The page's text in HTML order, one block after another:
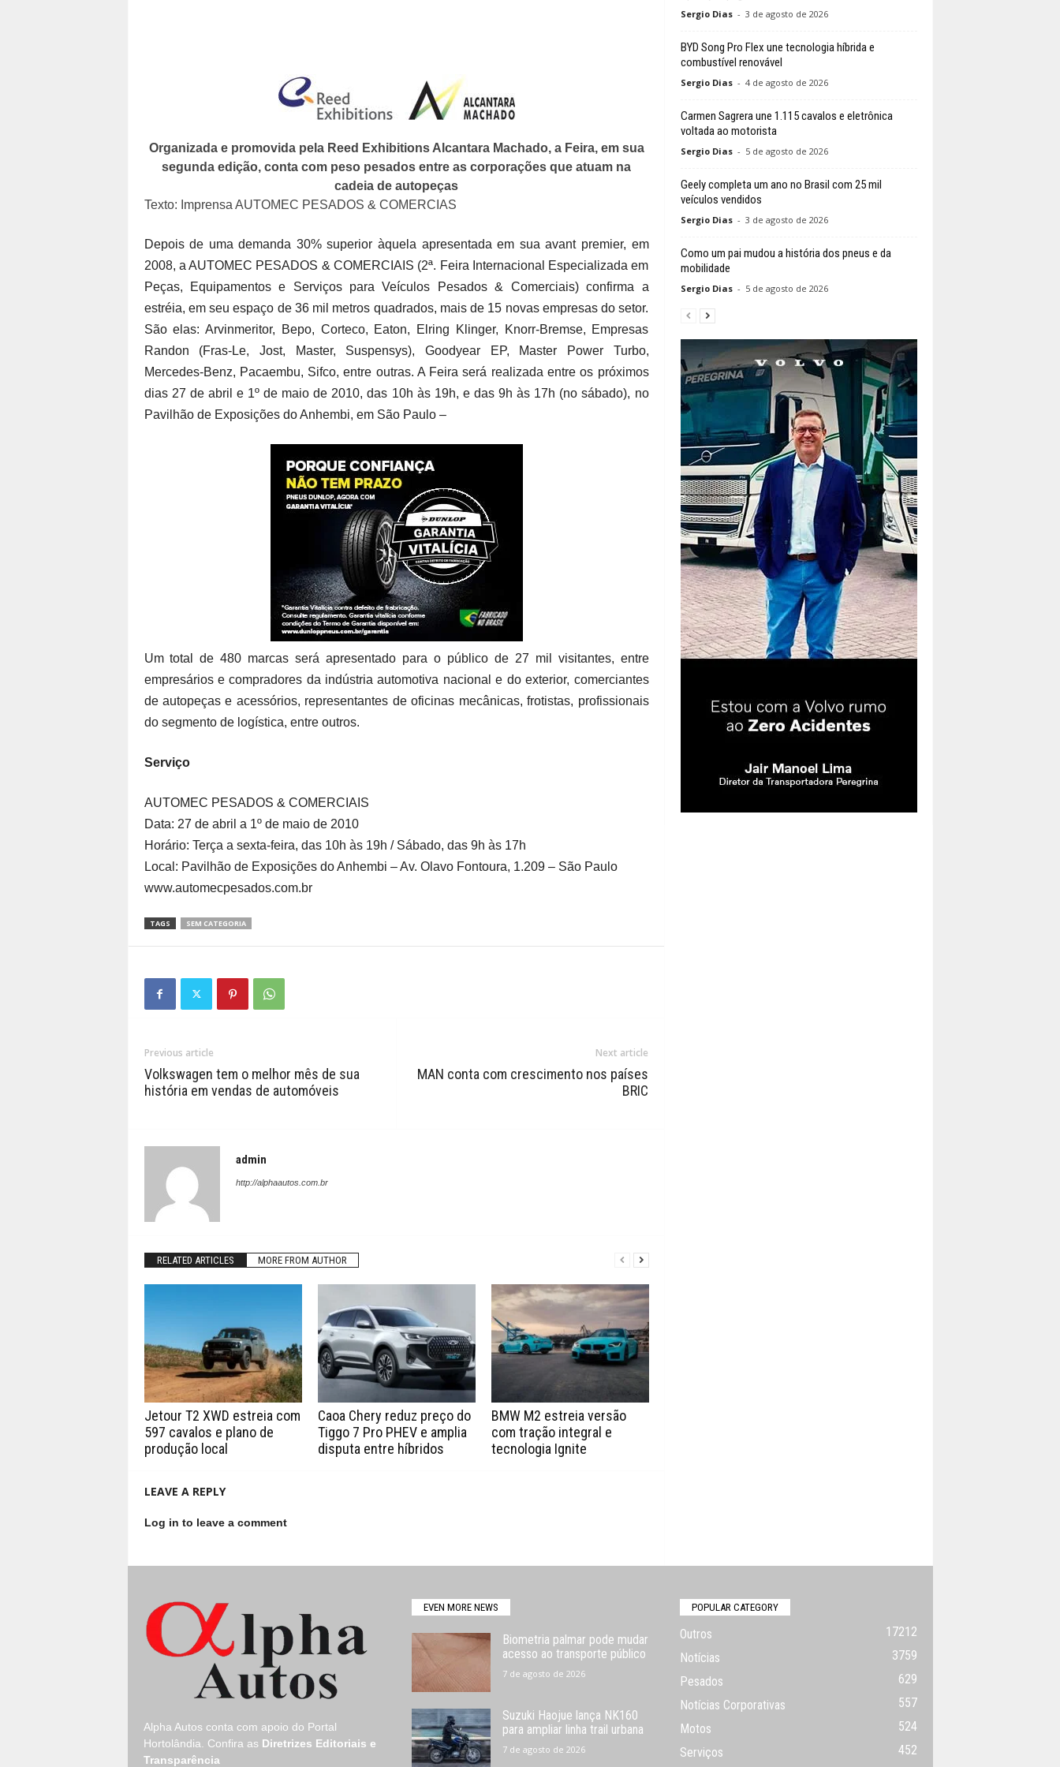
Organizada e promovida pela Reed Exhibitions Alcantara Machado, a Feira, em sua
segunda edição, conta com peso pesados entre as corporações que atuam na
cadeia de autopeças
Texto: Imprensa AUTOMEC PESADOS & COMERCIAS
Depois de uma demanda 30% superior àquela apresentada em sua avant premier, em
2008, a AUTOMEC PESADOS & COMERCIAIS (2ª. Feira Internacional Especializada em
Peças, Equipamentos e Serviços para Veículos Pesados & Comerciais) confirma a
estréia, em seu espaço de 36 mil metros quadrados, mais de 15 novas empresas do setor.
São elas: Arvinmeritor, Bepo, Corteco, Eaton, Elring Klinger, Knorr-Bremse, Empresas
Randon (Fras-Le, Jost, Master, Suspensys), Goodyear EP, Master Power Turbo,
Mercedes-Benz, Pacaembu, Sifco, entre outras. A Feira será realizada entre os próximos
dias 27 de abril e 1º de maio de 2010, das 10h às 19h, e das 9h às 17h (no sábado), no
Pavilhão de Exposições do Anhembi, em São Paulo –
Um total de 480 marcas será apresentado para o público de 27 mil visitantes, entre
empresários e compradores da indústria automotiva nacional e do exterior, comerciantes
de autopeças e acessórios, representantes de oficinas mecânicas, frotistas, profissionais
do segmento de logística, entre outros.
Serviço
AUTOMEC PESADOS & COMERCIAIS
Data: 27 de abril a 1º de maio de 2010
Horário: Terça a sexta-feira, das 10h às 19h / Sábado, das 9h às 17h
Local: Pavilhão de Exposições do Anhembi – Av. Olavo Fontoura, 1.209 – São Paulo
www.automecpesados.com.br
TAGS SEM CATEGORIA
Previous article
Volkswagen tem o melhor mês de sua
história em vendas de automóveis
Next article
MAN conta com crescimento nos países
BRIC
admin
http://alphaautos.com.br
RELATED ARTICLES MORE FROM AUTHOR
Jetour T2 XWD estreia com
597 cavalos e plano de
produção local
Caoa Chery reduz preço do
Tiggo 7 Pro PHEV e amplia
disputa entre híbridos
BMW M2 estreia versão
com tração integral e
tecnologia Ignite
LEAVE A REPLY
Log in to leave a comment
Sergio Dias - 3 de agosto de 2026
BYD Song Pro Flex une tecnologia híbrida e
combustível renovável
Sergio Dias - 4 de agosto de 2026
Carmen Sagrera une 1.115 cavalos e eletrônica
voltada ao motorista
Sergio Dias - 5 de agosto de 2026
Geely completa um ano no Brasil com 25 mil
veículos vendidos
Sergio Dias - 3 de agosto de 2026
Como um pai mudou a história dos pneus e da
mobilidade
Sergio Dias - 5 de agosto de 2026
Alpha Autos conta com apoio do Portal
Hortolândia.
Confira as Diretrizes Editoriais e
Transparência
EVEN MORE NEWS
Biometria palmar pode mudar
acesso ao transporte público
7 de agosto de 2026
Suzuki Haojue lança NK160
para ampliar linha trail urbana
7 de agosto de 2026
POPULAR CATEGORY
Outros
17212
Notícias
3759
Pesados
629
Notícias Corporativas
557
Motos
524
Serviços
452